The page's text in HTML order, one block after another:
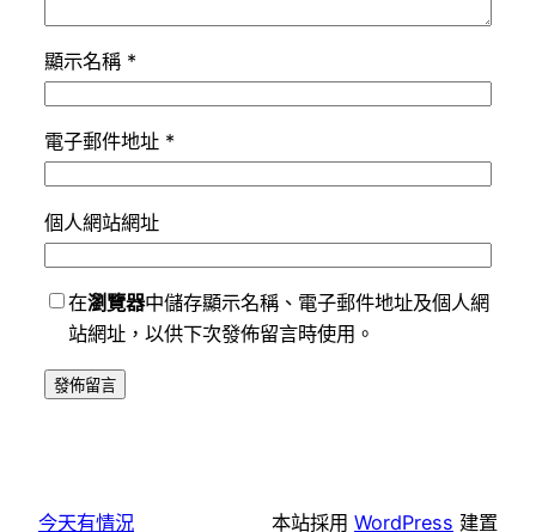
顯示名稱 *
電子郵件地址 *
個人網站網址
在瀏覽器中儲存顯示名稱、電子郵件地址及個人網
站網址，以供下次發佈留言時使用。
今天有情況 本站採用 WordPress 建置